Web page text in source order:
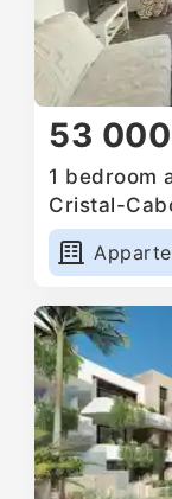
53
1 bedroom
Cristal-